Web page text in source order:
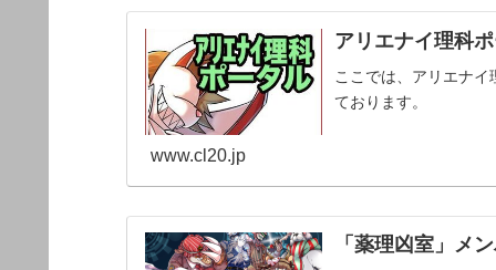
アリエナイ理科
ここでは、アリエナ
ております。
www.cl20.jp
「薬理凶室」メ